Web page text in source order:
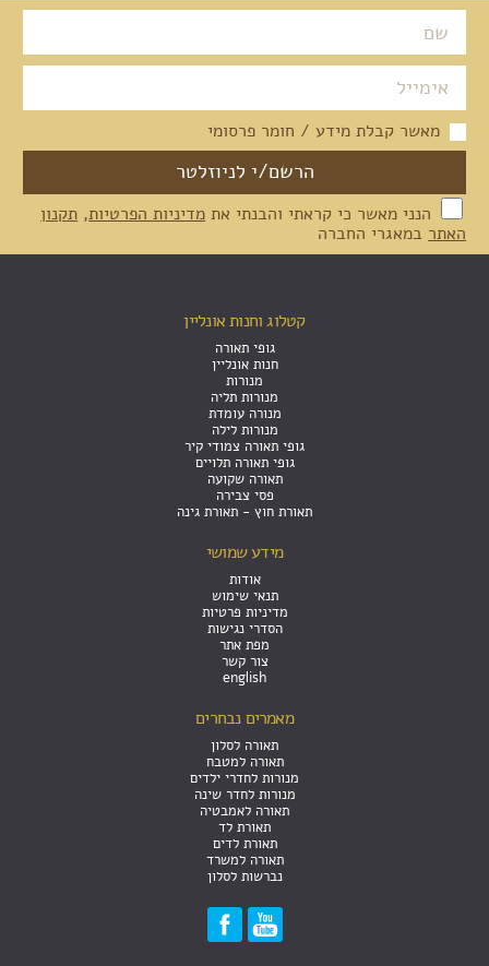
מאשר קבלת מידע / חומר פרסומי
הנני מאשר כי קראתי והבנתי את מדיניות הפרטיות, תקנון
האתר במאגרי החברה
קטלוג וחנות אונליין
גופי תאורה
חנות אונליין
מנורות
מנורות תליה
מנורה עומדת
מנורות לילה
גופי תאורה צמודי קיר
גופי תאורה תלויים
תאורה שקועה
פסי צבירה
תאורת חוץ - תאורת גינה
מידע שמושי
אודות
תנאי שימוש
מדיניות פרטיות
הסדרי נגישות
מפת אתר
צור קשר
english
מאמרים נבחרים
תאורה לסלון
תאורה למטבח
מנורות לחדרי ילדים
מנורות לחדר שינה
תאורה לאמבטיה
תאורת לד
תאורת לדים
תאורה למשרד
נברשות לסלון